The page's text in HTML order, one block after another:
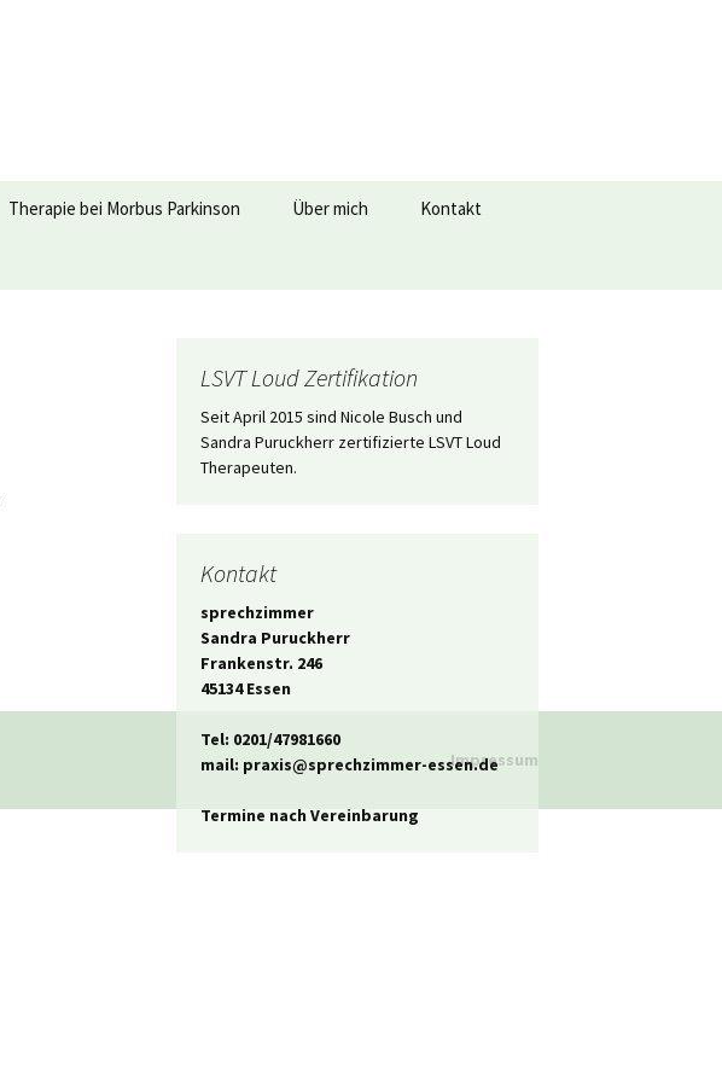
Therapie bei Morbus Parkinson Über mich Kontakt
LSVT Loud Zertifikation
Seit April 2015 sind Nicole Busch und
Sandra Puruckherr zertifizierte LSVT Loud
Therapeuten.
Kontakt
sprechzimmer
Sandra Puruckherr
Frankenstr. 246
45134 Essen
Tel: 0201/47981660
mail: praxis@sprechzimmer-essen.de
Termine nach Vereinbarung
Impressum